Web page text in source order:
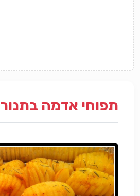
תפוחי אדמה בתנור